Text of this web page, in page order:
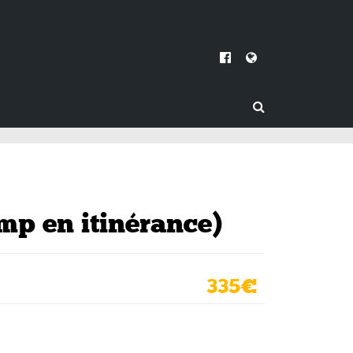
en itinérance)
335€